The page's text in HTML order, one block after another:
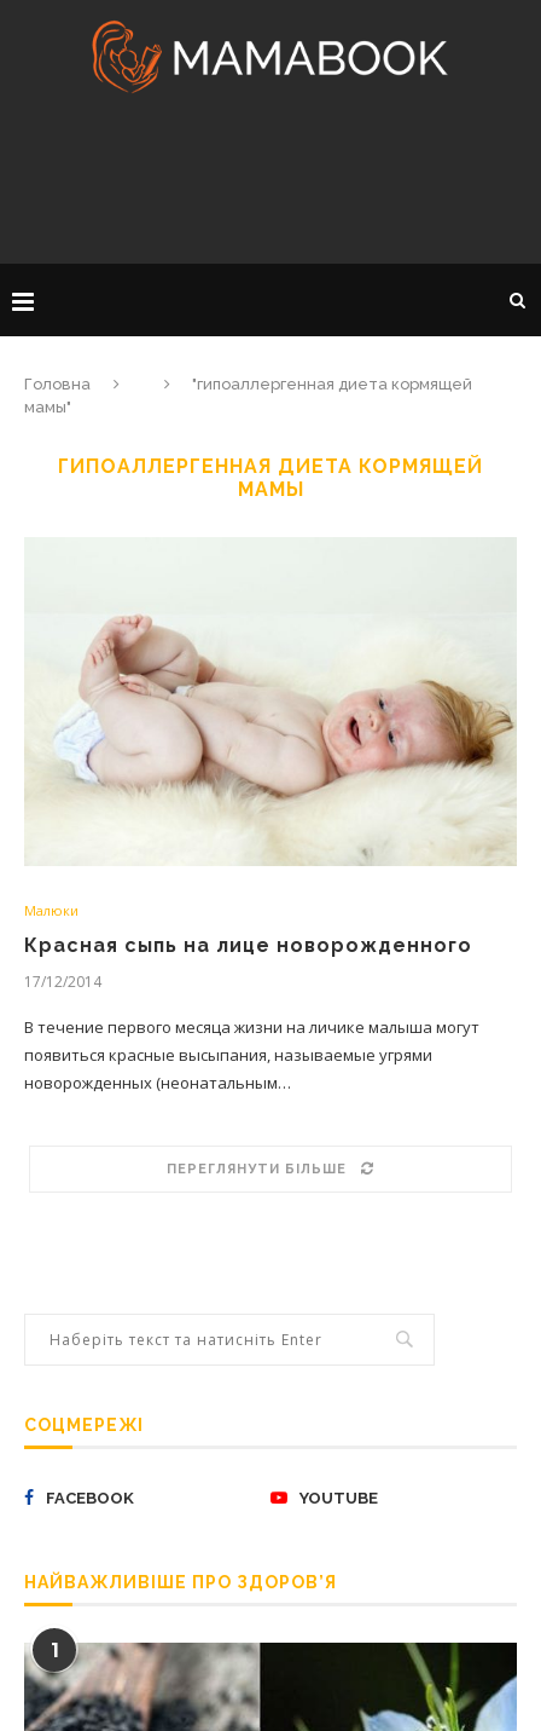
Головна
"гипоаллергенная диета кормящей
мамы"
ГИПОАЛЛЕРГЕННАЯ ДИЕТА КОРМЯЩЕЙ
МАМЫ
Малюки
Красная сыпь на лице новорожденного
17/12/2014
В течение первого месяца жизни на личике малыша могут
появиться красные высыпания, называемые угрями
новорожденных (неонатальным…
ПЕРЕГЛЯНУТИ БІЛЬШЕ
СОЦМЕРЕЖІ
FACEBOOK YOUTUBE
НАЙВАЖЛИВІШЕ ПРО ЗДОРОВ’Я
1